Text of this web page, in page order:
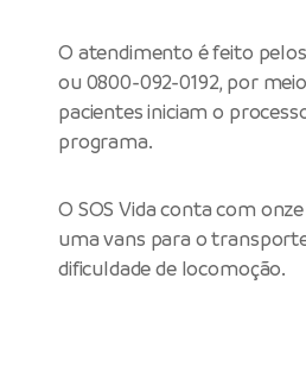
O atendimento é feito
ou 0800-092-0192, por
pacientes iniciam o
programa.
O SOS Vida conta com
uma vans para o
dificuldade de locomoção.